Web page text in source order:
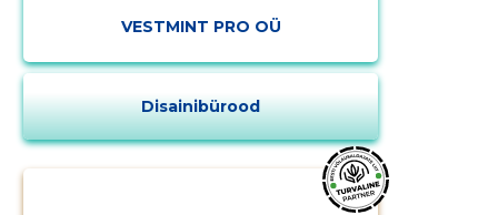
VESTMINT PRO OÜ
Disainibürood